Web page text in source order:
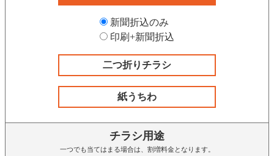
新聞折込のみ
印刷+新聞折込
二つ折りチラシ
紙うちわ
チラシ用途
一つでも当てはまる場合は、割増料金となります。